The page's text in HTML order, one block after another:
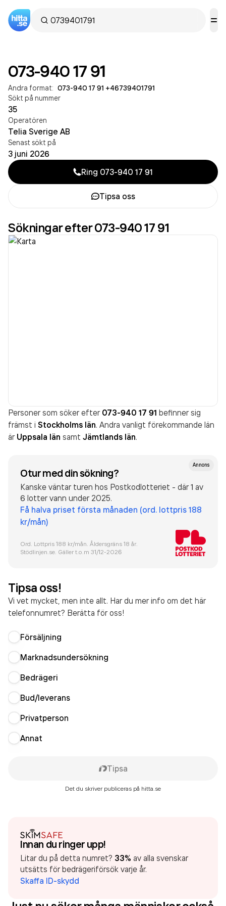
073-940 17 91
Andra format: 073-940 17 91 +46739401791
Sökt på nummer
35
Operatören
Telia Sverige AB
Senast sökt på
3 juni 2026
Ring 073-940 17 91
Tipsa oss
Sökningar efter 073-940 17 91
Personer som söker efter 073-940 17 91 befinner sig
främst i Stockholms län. Andra vanligt förekommande län
är Uppsala län samt Jämtlands län.
Annons
Otur med din sökning?
Kanske väntar turen hos Postkodlotteriet - där 1 av
6 lotter vann under 2025.
Få halva priset första månaden (ord. lottpris 188
kr/mån)
Ord. Lottpris 188 kr/mån. Åldersgräns 18 år.
Stödlinjen.se. Gäller t.o.m 31/12-2026
Tipsa oss!
Vi vet mycket, men inte allt. Har du mer info om det här
telefonnumret? Berätta för oss!
Försäljning
Marknadsundersökning
Bedrägeri
Bud/leverans
Privatperson
Annat
Tipsa
Det du skriver publiceras på hitta.se
Innan du ringer upp!
Litar du på detta numret? 33% av alla svenskar
utsätts för bedrägeriförsök varje år.
Skaffa ID-skydd